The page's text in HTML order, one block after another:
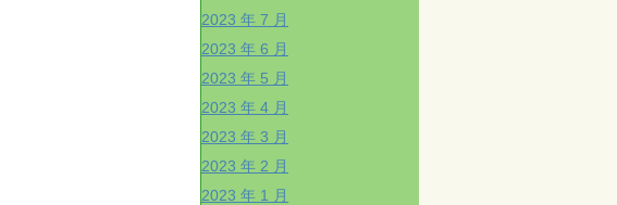
2023 年 7 月
2023 年 6 月
2023 年 5 月
2023 年 4 月
2023 年 3 月
2023 年 2 月
2023 年 1 月